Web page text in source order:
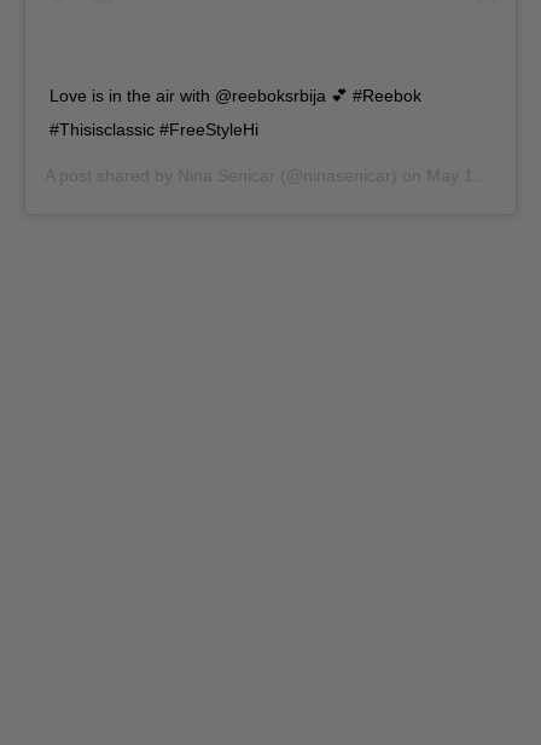
Love is in the air with @reeboksrbija 💕 #Reebok
#Thisisclassic #FreeStyleHi
A post shared by Nina Senicar (@ninasenicar) on May 17, 2018 at 3:22am PDT